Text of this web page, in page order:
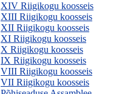
XIV Riigikogu koosseis
XIII Riigikogu koosseis
XII Riigikogu koosseis
XI Riigikogu koosseis
X Riigikogu koosseis
IX Riigikogu koosseis
VIII Riigikogu koosseis
VII Riigikogu koosseis